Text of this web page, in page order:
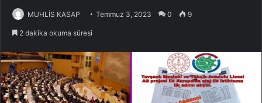
MUHLİS KASAP Temmuz 3, 2023 0 9
2 dakika okuma süresi